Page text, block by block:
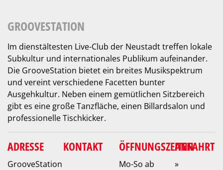
GROOVESTATION
Im dienstältesten Live-Club der Neustadt treffen lokale
Subkultur und internationales Publikum aufeinander.
Die GrooveStation bietet ein breites Musikspektrum
und vereint verschiedene Facetten bunter
Ausgehkultur. Neben einem gemütlichen Sitzbereich
gibt es eine große Tanzfläche, einen Billardsalon und
professionelle Tischkicker.
ADRESSE
GrooveStation
KONTAKT ÖFFNUNGSZEITEN
Mo-So ab
ANFAHRT
»